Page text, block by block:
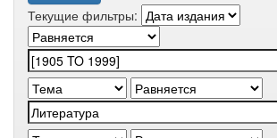
Текущие фильтры: